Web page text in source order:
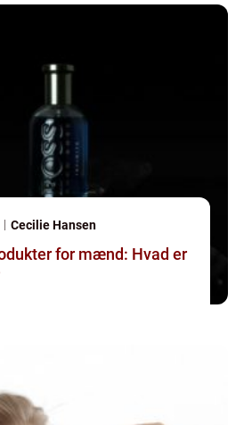
Cecilie Hansen
for mænd: Hvad er